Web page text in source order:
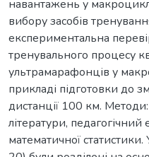
навантажень у
вибору засобів
експериментальна
тренувального процесу
ультрамарафонців у
прикладі підготовки до
дистанції 100 км.
літератури,
математичної